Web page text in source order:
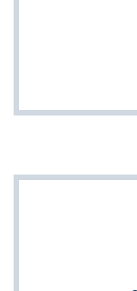
Aprovecha el
Mira las